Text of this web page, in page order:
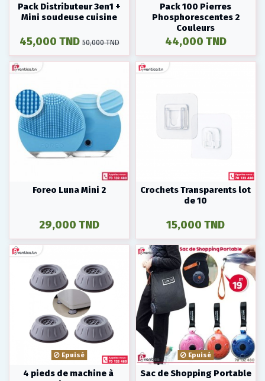
Pack Distributeur 3en1 +
Mini soudeuse cuisine
45,000 TND 50,000 TND
Pack 100 Pierres
Phosphorescentes 2
Couleurs
44,000 TND
Foreo Luna Mini 2
29,000 TND
Crochets Transparents lot
de 10
15,000 TND
Epuisé
4 pieds de machine à
Epuisé
Sac de Shopping Portable